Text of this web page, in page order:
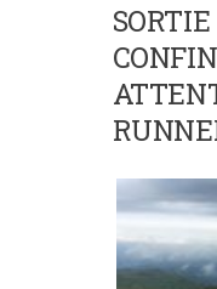
SORTIE